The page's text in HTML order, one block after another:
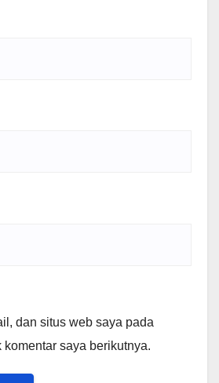
dan situs web saya pada
saya berikutnya.